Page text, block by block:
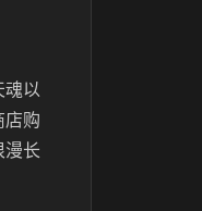
魂以
店购
漫长